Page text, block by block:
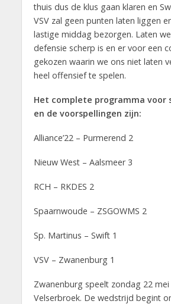
thuis dus de klus gaan klaren en
VSV zal geen punten laten liggen
lastige middag bezorgen. Laten
defensie scherp is en er voor een
gekozen waarin we ons niet laten
heel offensief te spelen.
Het complete programma voor
en de voorspellingen zijn:
Alliance’22 – Purmerend 2
Nieuw West – Aalsmeer 3
RCH – RKDES 2
Spaarnwoude – ZSGOWMS 2
Sp. Martinus – Swift 1
VSV – Zwanenburg 1
Zwanenburg speelt zondag 22 mei
Velserbroek. De wedstrijd begint